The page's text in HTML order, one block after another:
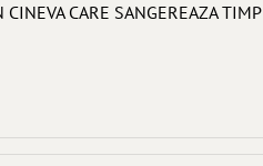
CARE SANGEREAZA TIMP